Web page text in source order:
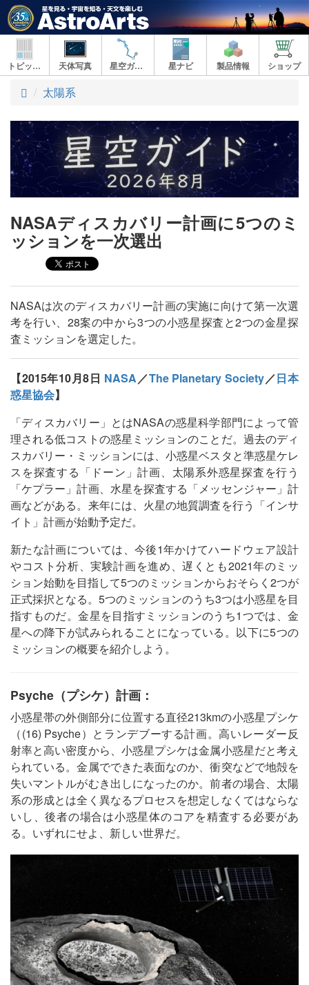
トピックス 天体写真 星空ガイド 星ナビ 製品情報 ショップ
ト
プ
太陽系
NASAディスカバリー計画に5つのミ
ッションを一次選出
NASAは次のディスカバリー計画の実施に向けて第一次選
考を行い、28案の中から3つの小惑星探査と2つの金星探
査ミッションを選定した。
【2015年10月8日 NASA／The Planetary Society／日本
惑星協会】
「ディスカバリー」とはNASAの惑星科学部門によって管
理される低コストの惑星ミッションのことだ。過去のディ
スカバリー・ミッションには、小惑星ベスタと準惑星ケレ
スを探査する「ドーン」計画、太陽系外惑星探査を行う
「ケプラー」計画、水星を探査する「メッセンジャー」計
画などがある。来年には、火星の地質調査を行う「インサ
イト」計画が始動予定だ。
新たな計画については、今後1年かけてハードウェア設計
やコスト分析、実験計画を進め、遅くとも2021年のミッ
ション始動を目指して5つのミッションからおそらく2つが
正式採択となる。5つのミッションのうち3つは小惑星を目
指すものだ。金星を目指すミッションのうち1つでは、金
星への降下が試みられることになっている。以下に5つの
ミッションの概要を紹介しよう。
Psyche（プシケ）計画：
小惑星帯の外側部分に位置する直径213kmの小惑星プシケ
（(16) Psyche）とランデブーする計画。高いレーダー反
射率と高い密度から、小惑星プシケは金属小惑星だと考え
られている。金属でできた表面なのか、衝突などで地殻を
失いマントルがむき出しになったのか。前者の場合、太陽
系の形成とは全く異なるプロセスを想定しなくてはならな
いし、後者の場合は小惑星体のコアを精査する必要があ
る。いずれにせよ、新しい世界だ。